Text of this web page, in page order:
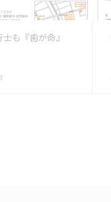
も『歯が命』